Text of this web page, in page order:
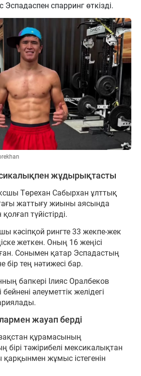
спарринг өткізді.
жұдырықтасты
Төрехан Сабырхан ұлттық
жаттығу жиыны аясында
түйістірді.
кәсіпқой рингте 33 жекпе-жек
жеткен. Оның 16 жеңісі
Сонымен қатар Эспадастың
бір тең нәтижесі бар.
бапкері Ілияс Оралбеков
бейнені әлеуметтік желідегі
жауап берді
құрамасының
тәжірибелі мексикалықтан
қарқынмен жұмыс істегенін